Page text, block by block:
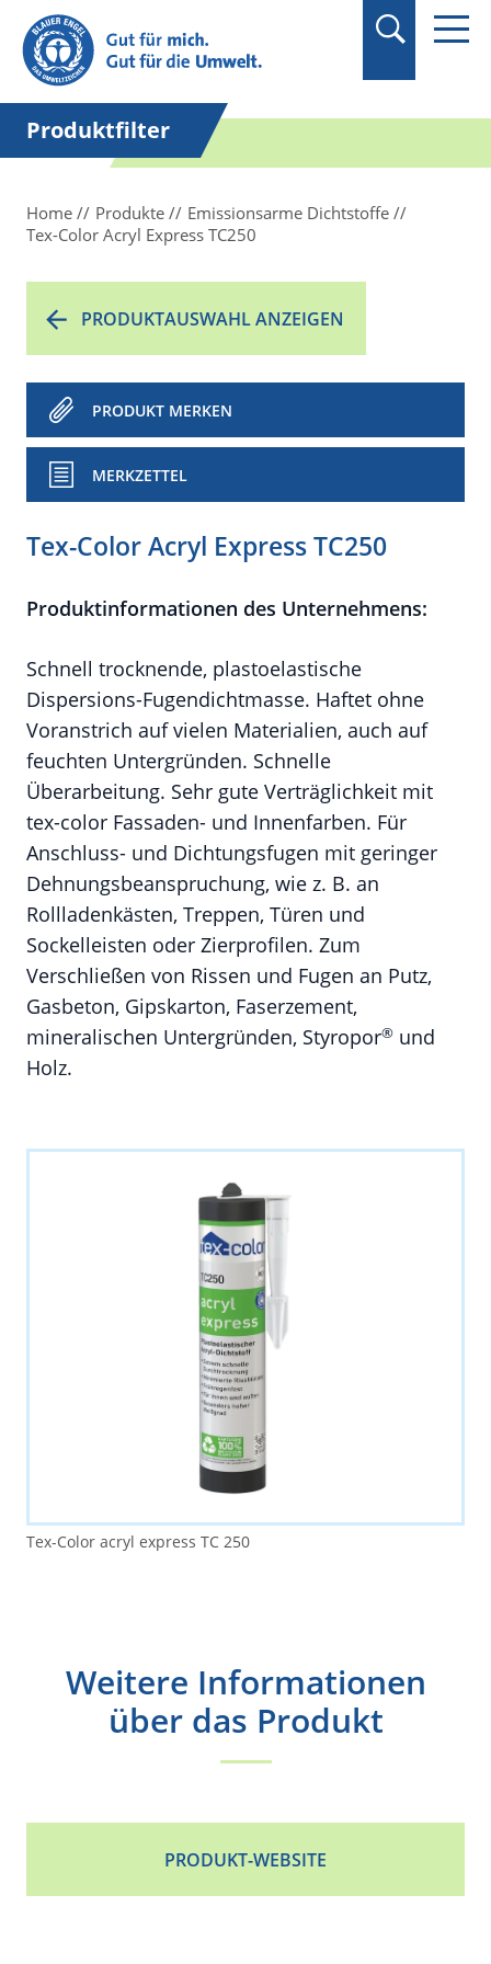
Suchbegriff in
Anführungszeichen
setzen.
Produktfilter
Home Produkte
Emissionsarme Dichtstoffe
Tex-Color Acryl Express TC250
PRODUKTAUSWAHL ANZEIGEN
PRODUKT MERKEN
MERKZETTEL
Tex-Color Acryl Express TC250
Produktinformationen des Unternehmens:
Schnell trocknende, plastoelastische
Dispersions-Fugendichtmasse. Haftet ohne
Voranstrich auf vielen Materialien, auch auf
feuchten Untergründen. Schnelle
Überarbeitung. Sehr gute Verträglichkeit mit
tex-color Fassaden- und Innenfarben. Für
Anschluss- und Dichtungsfugen mit geringer
Dehnungsbeanspruchung, wie z. B. an
Rollladenkästen, Treppen, Türen und
Sockelleisten oder Zierprofilen. Zum
Verschließen von Rissen und Fugen an Putz,
Gasbeton, Gipskarton, Faserzement,
mineralischen Untergründen, Styropor® und
Holz.
Tex-Color acryl express TC 250
Weitere Informationen
über das Produkt
PRODUKT-WEBSITE